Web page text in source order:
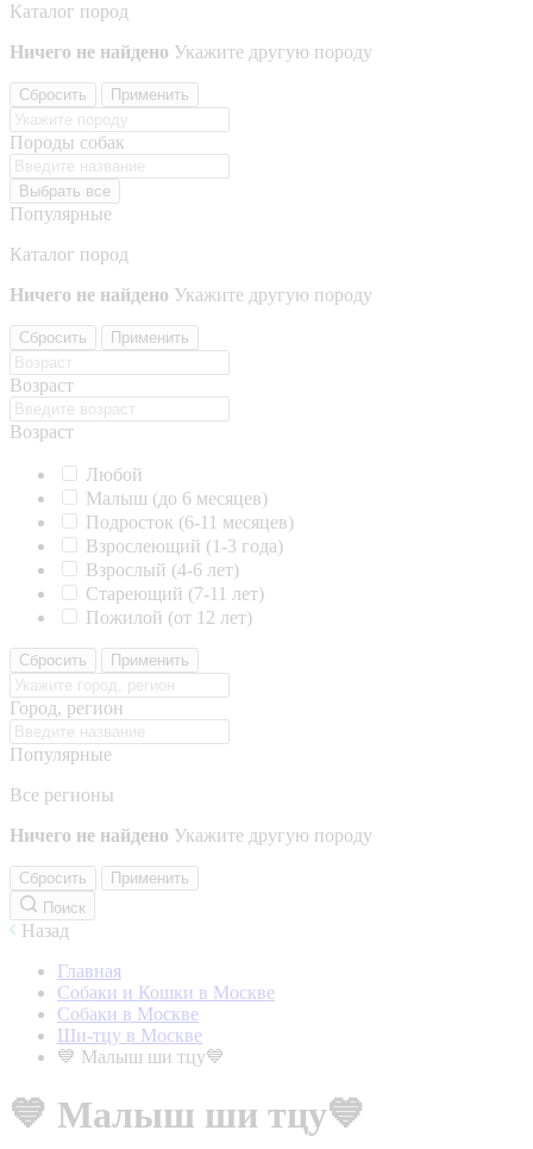
Каталог пород
Ничего не найдено Укажите другую породу
Сбросить Применить
Породы собак
Выбрать все
Популярные
Каталог пород
Ничего не найдено Укажите другую породу
Сбросить Применить
Возраст
Возраст
Любой
Малыш (до 6 месяцев)
Подросток (6-11 месяцев)
Взрослеющий (1-3 года)
Взрослый (4-6 лет)
Стареющий (7-11 лет)
Пожилой (от 12 лет)
Сбросить Применить
Город, регион
Популярные
Все регионы
Ничего не найдено Укажите другую породу
Сбросить
Применить
Поиск
Назад
Главная
Собаки и Кошки в Москве
Собаки в Москве
Ши-тцу в Москве
💙 Малыш ши тцу💙
💙 Малыш ши тцу💙